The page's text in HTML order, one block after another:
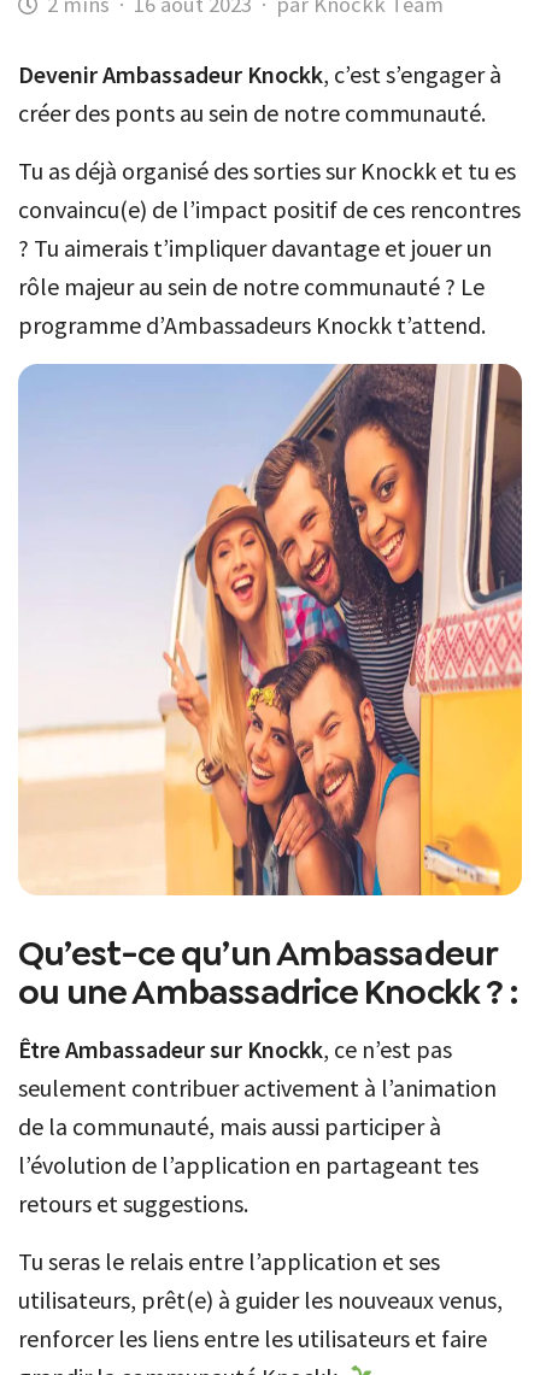
Devenir Ambassadeur Knockk, c’est s’engager à
créer des ponts au sein de notre communauté.
Tu as déjà organisé des sorties sur Knockk et tu es
convaincu(e) de l’impact positif de ces rencontres
? Tu aimerais t’impliquer davantage et jouer un
rôle majeur au sein de notre communauté ? Le
programme d’Ambassadeurs Knockk t’attend.
Qu’est-ce qu’un Ambassadeur
ou une Ambassadrice Knockk ? :
Être Ambassadeur sur Knockk, ce n’est pas
seulement contribuer activement à l’animation
de la communauté, mais aussi participer à
l’évolution de l’application en partageant tes
retours et suggestions.
Tu seras le relais entre l’application et ses
utilisateurs, prêt(e) à guider les nouveaux venus,
renforcer les liens entre les utilisateurs et faire